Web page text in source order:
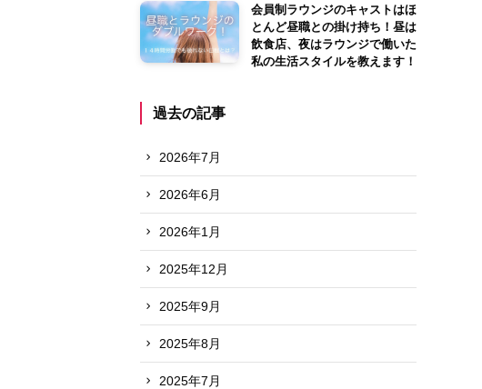
会員制ラウンジのキャストはほ
とんど昼職との掛け持ち！昼は
飲食店、夜はラウンジで働いた
私の生活スタイルを教えます！
過去の記事
2026年7月
2026年6月
2026年1月
2025年12月
2025年9月
2025年8月
2025年7月